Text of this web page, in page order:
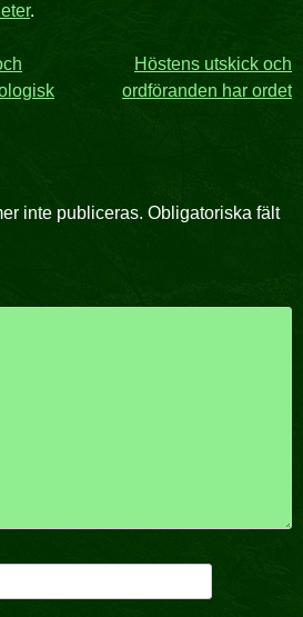
.
Höstens utskick och
ordföranden har ordet
inte publiceras. Obligatoriska fält